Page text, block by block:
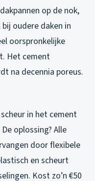
op de nok,
oudere daken in
oorspronkelijke
Het cement
na decennia poreus.
in het cement
oplossing? Alle
door flexibele
en scheurt
Kost zo’n €50